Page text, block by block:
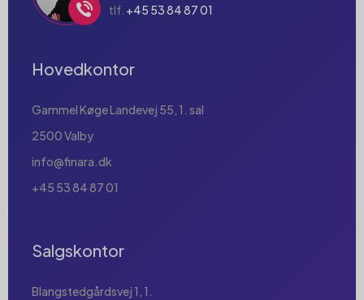
tlf. +45 53 84 87 01
Hovedkontor
Gammel Køge Landevej 55, 1. sal
2500 Valby
info@finara.dk
+45 53 84 87 01
Salgskontor
Blangstedgårdsvej 1, 1.